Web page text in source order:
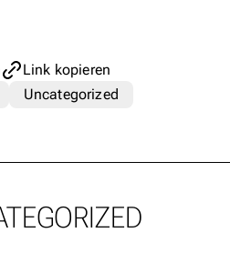
Link kopieren
Uncategorized